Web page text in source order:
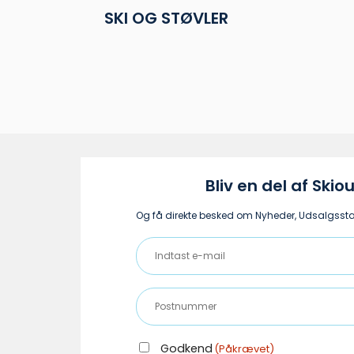
Mulighederne
SKI OG STØVLER
Bliv en del af
Og få direkte besked om Nyheder,
Indtast
e-
mail
(Påkrævet)
Postnummer
(Påkrævet)
GODKEND
Godkend (Påkrævet)